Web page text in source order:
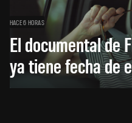
HACE 6 HORAS
El documental de
ya tiene fecha de